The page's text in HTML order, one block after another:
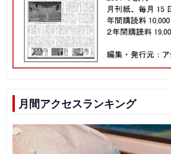
月間アクセスランキング